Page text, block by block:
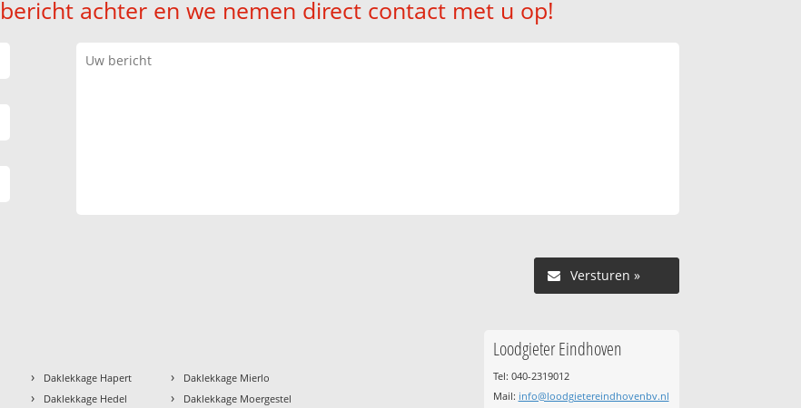
achter en we nemen direct contact met u op!
Versturen »
› Daklekkage Hapert
› Daklekkage Hedel
› Daklekkage Mierlo
› Daklekkage Moergestel
Loodgieter Eindhoven
Tel: 040-2319012
Mail: info@loodgietereindhovenbv.nl